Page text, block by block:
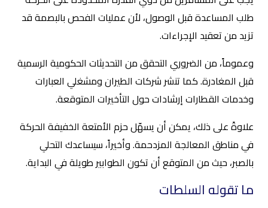
طلب المساعدة قبل الوصول، لأن عمليات الفحص بالبصمة قد
تزيد من تعقيد الإجراءات.
وعموماً، من الضروري التحقق من التحديثات الحكومية الرسمية
قبل المغادرة. كما تنشر شركات الطيران ومشغلي العبارات
وخدمات القطارات إرشادات حول التأخيرات المتوقعة.
علاوةً على ذلك، يمكن أن يسهّل حزم الأمتعة الخفيفة الحركة
في مناطق المعالجة المزدحمة. وأخيراً، سيساعدك التحلي
بالصبر، حيث من المتوقع أن تكون الطوابير طويلة في البداية.
ما تقوله السلطات